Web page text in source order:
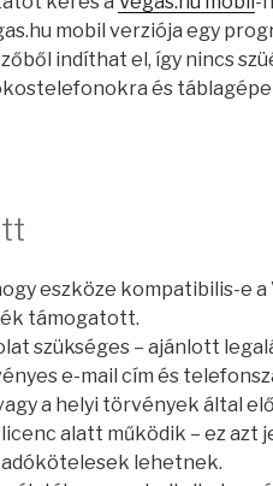
mobil verziója egy
indíthat el, így nincs
és
eszköze kompatibilis-e
támogatott.
szükséges – ajánlott
e-mail cím és
a helyi törvények által
alatt működik – ez azt
lehetnek.